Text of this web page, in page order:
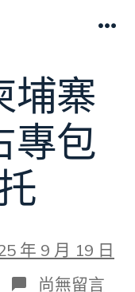
埔寨
專包
年 9 月 19 日
在
尚無留言